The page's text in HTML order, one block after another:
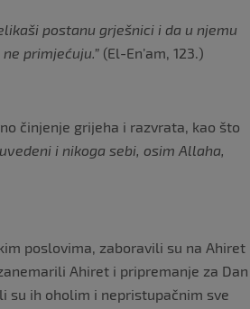
postanu grješnici i da u njemu
primjećuju.” (El-En’am, 123.)
činjenje grijeha i razvrata, kao što
i nikoga sebi, osim Allaha,
poslovima, zaboravili su na Ahiret
Ahiret i pripremanje za Dan
su ih oholim i nepristupačnim sve